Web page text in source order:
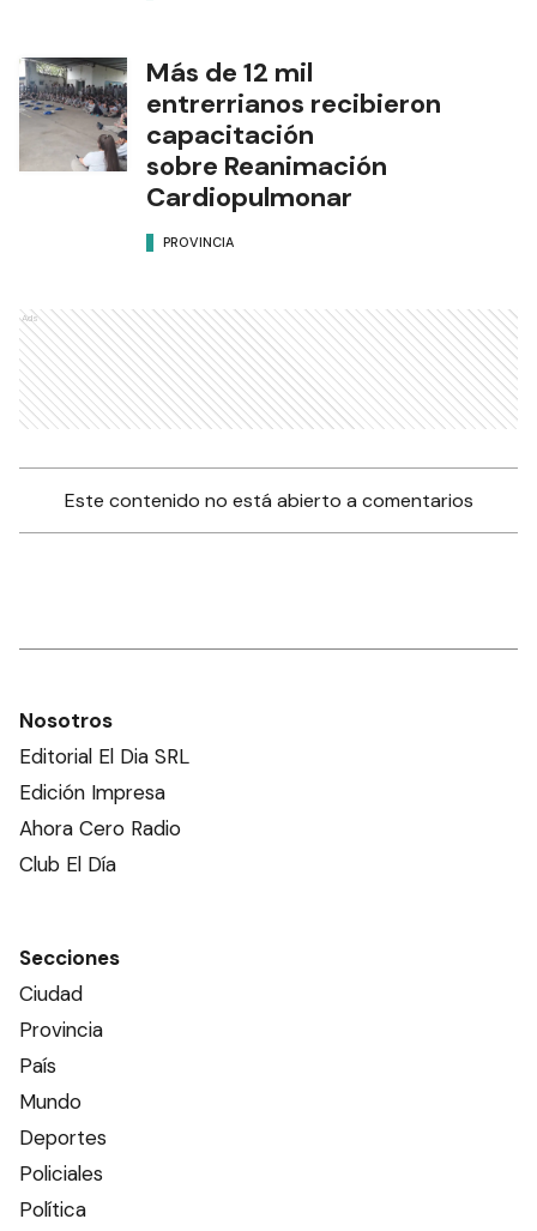
Más de 12 mil
entrerrianos recibieron
capacitación
sobre Reanimación
Cardiopulmonar
PROVINCIA
Ads
Este contenido no está abierto a comentarios
Nosotros
Editorial El Dia SRL
Edición Impresa
Ahora Cero Radio
Club El Día
Secciones
Ciudad
Provincia
País
Mundo
Deportes
Policiales
Política